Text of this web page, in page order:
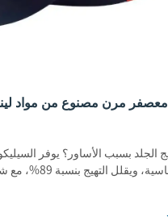
مرن مصنوع من مواد
الجلد بسبب الأساور؟ يوفر
مضادة للحساسية،
— احصل على راحة معتمدة.